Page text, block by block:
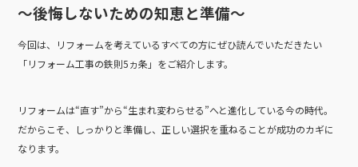
～後悔しないための知恵と準備～
今回は、リフォームを考えているすべての方にぜひ読んでいただきたい
「リフォーム工事の鉄則5ヵ条」をご紹介します。
リフォームは“直す”から“生まれ変わらせる”へと進化している今の時代。
だからこそ、しっかりと準備し、正しい選択を重ねることが成功のカギに
なります。